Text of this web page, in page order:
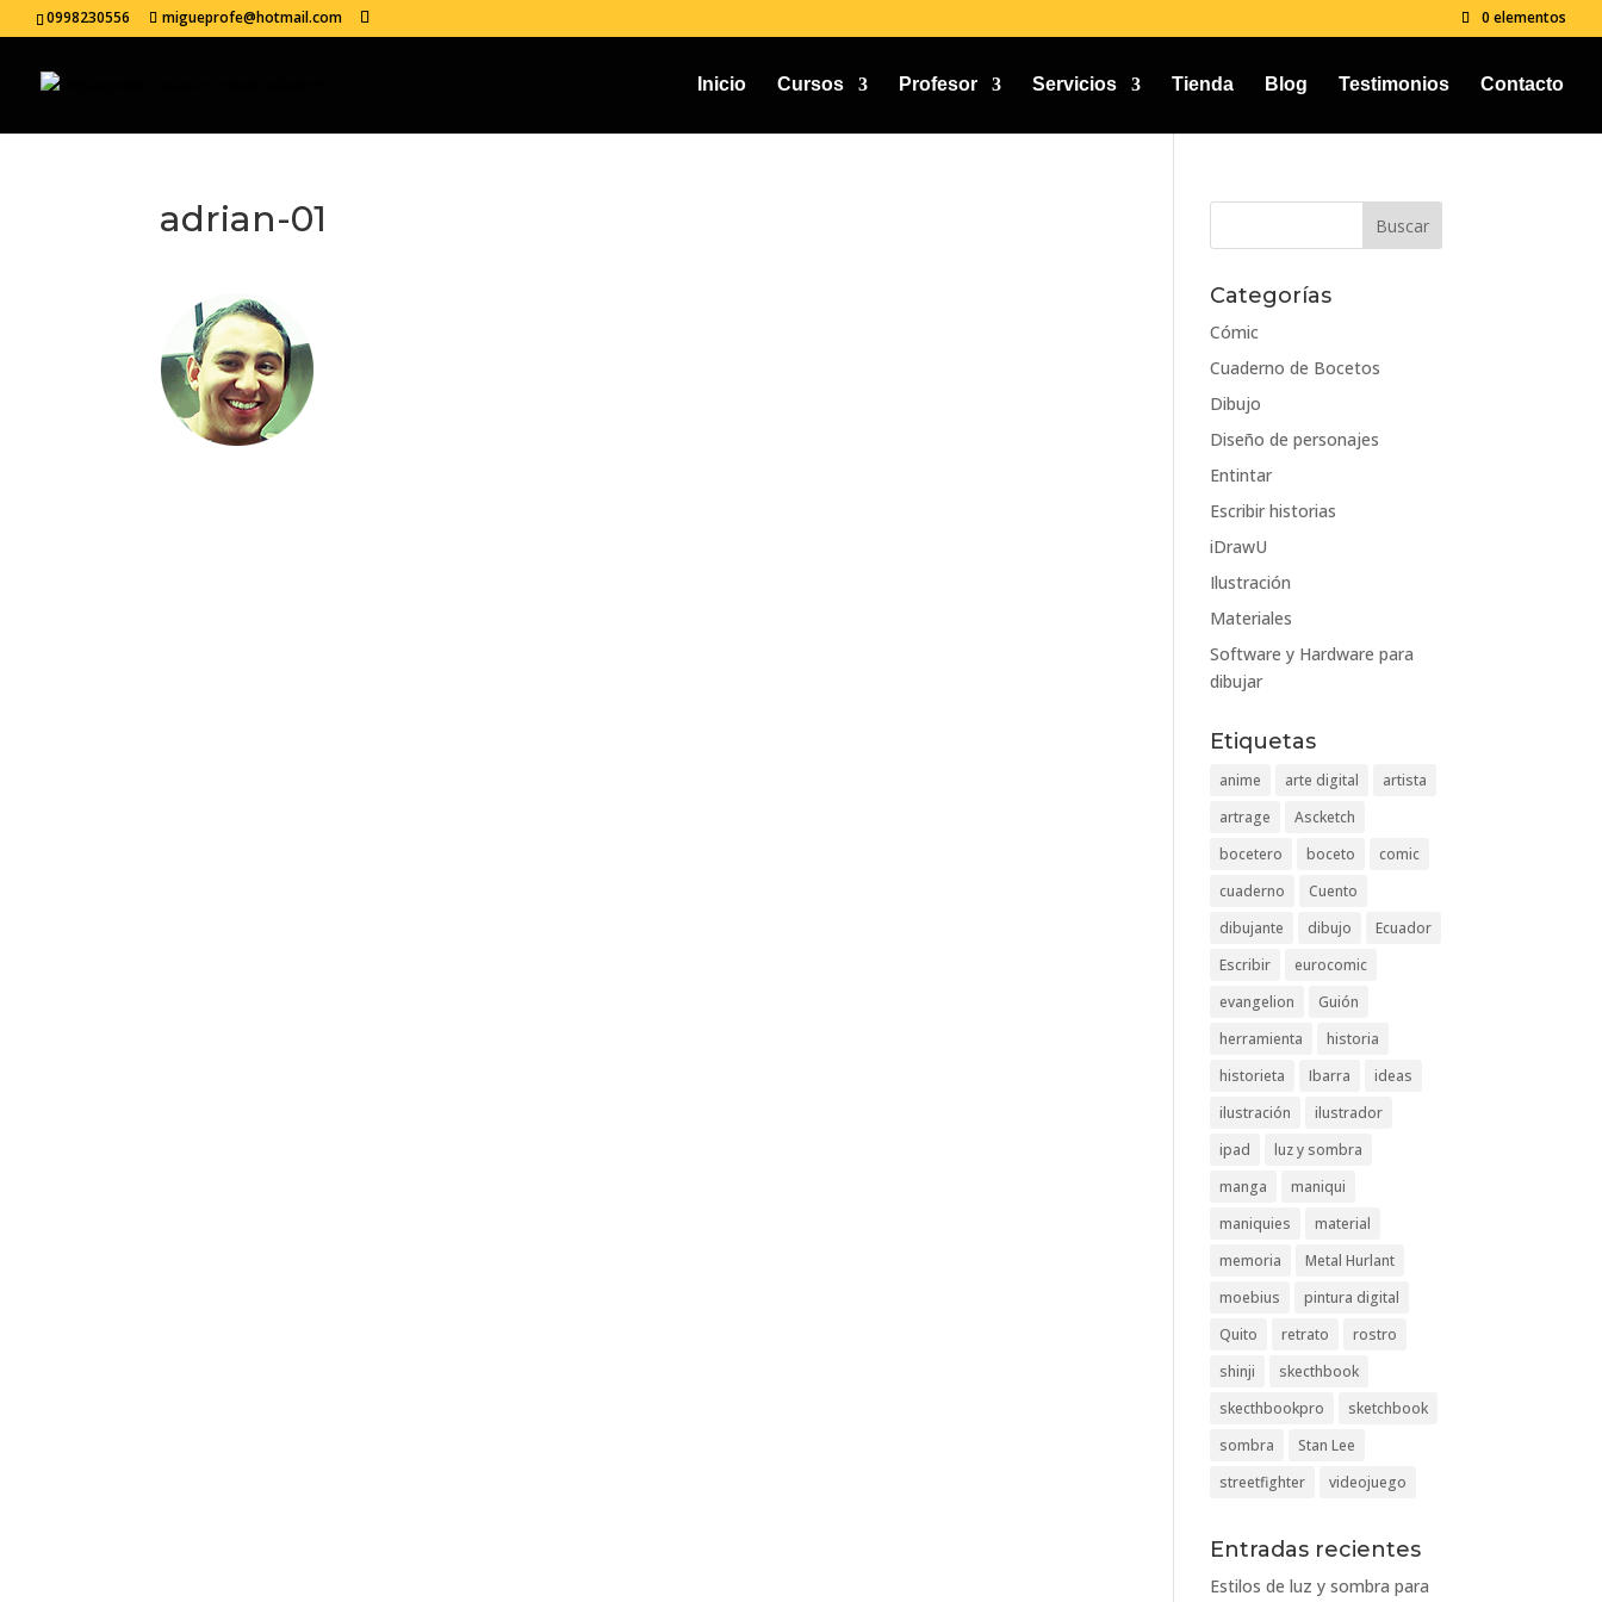
0998230556 migueprofe@hotmail.com 0 elementos
Inicio Cursos Profesor Servicios Tienda Blog Testimonios Contacto
adrian-01
Categorías
Cómic
Cuaderno de Bocetos
Dibujo
Diseño de personajes
Entintar
Escribir historias
iDrawU
Ilustración
Materiales
Software y Hardware para
dibujar
Etiquetas
anime arte digital
artista
artrage
Ascketch
bocetero
boceto
comic
cuaderno
Cuento
dibujante
dibujo
Ecuador
Escribir
eurocomic
evangelion
Guión
herramienta
historia
historieta
Ibarra
ideas
ilustración
ilustrador
ipad
luz y sombra
manga
maniqui
maniquies
material
memoria
Metal Hurlant
moebius
pintura digital
Quito
retrato
rostro
shinji
skecthbook
skecthbookpro
sketchbook
sombra
Stan Lee
streetfighter
videojuego
Entradas recientes
Estilos de luz y sombra para